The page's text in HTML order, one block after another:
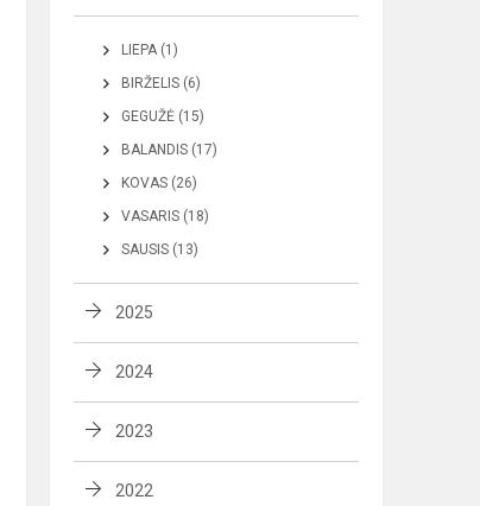
LIEPA (1)
BIRŽELIS (6)
GEGUŽĖ (15)
BALANDIS (17)
KOVAS (26)
VASARIS (18)
SAUSIS (13)
2025
2024
2023
2022